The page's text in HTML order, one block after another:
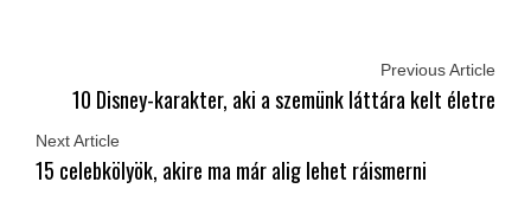
Previous Article
10 Disney-karakter, aki a szemünk láttára kelt életre
Next Article
15 celebkölyök, akire ma már alig lehet ráismerni